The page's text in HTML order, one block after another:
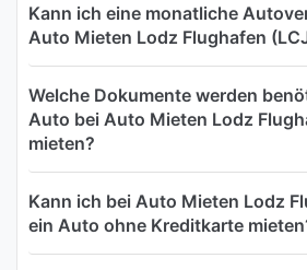
Kann ich eine monatliche
Auto Mieten Lodz Flughafen
Welche Dokumente werden
Auto bei Auto Mieten Lodz
mieten?
Kann ich bei Auto Mieten Lodz
ein Auto ohne Kreditkarte